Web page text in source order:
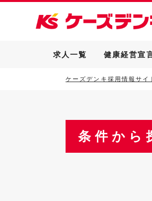
求人一覧 健康経営宣
ケーズデンキ採用情報サイ
条件から